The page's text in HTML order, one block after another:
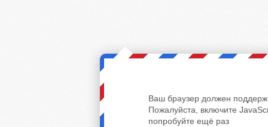
Ваш браузер должен
Пожалуйста, включите
попробуйте ещё раз